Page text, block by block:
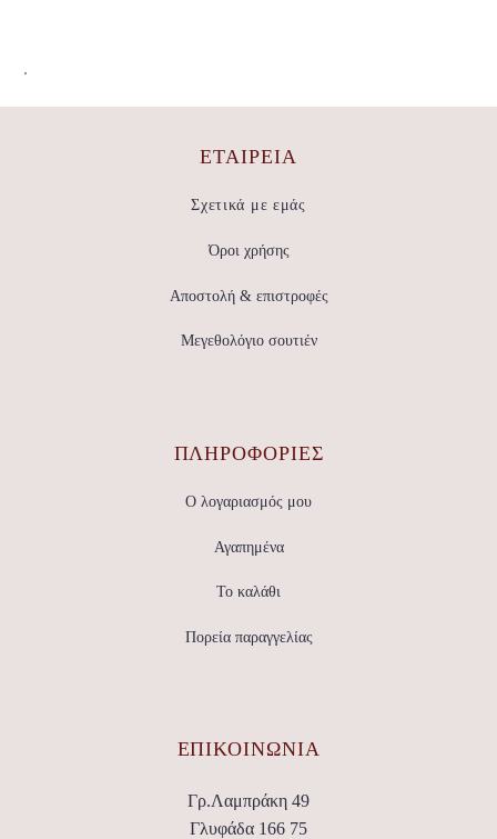
.
ΕΤΑΙΡΕΊΑ
Σχετικά με εμάς
Όροι χρήσης
Αποστολή & επιστροφές
Μεγεθολόγιο σουτιέν
ΠΛΗΡΟΦΟΡΙΕΣ
Ο λογαριασμός μου
Αγαπημένα
Το καλάθι
Πορεία παραγγελίας
ΕΠΙΚΟΙΝΩΝΊΑ
Γρ.Λαμπράκη 49
Γλυφάδα 166 75